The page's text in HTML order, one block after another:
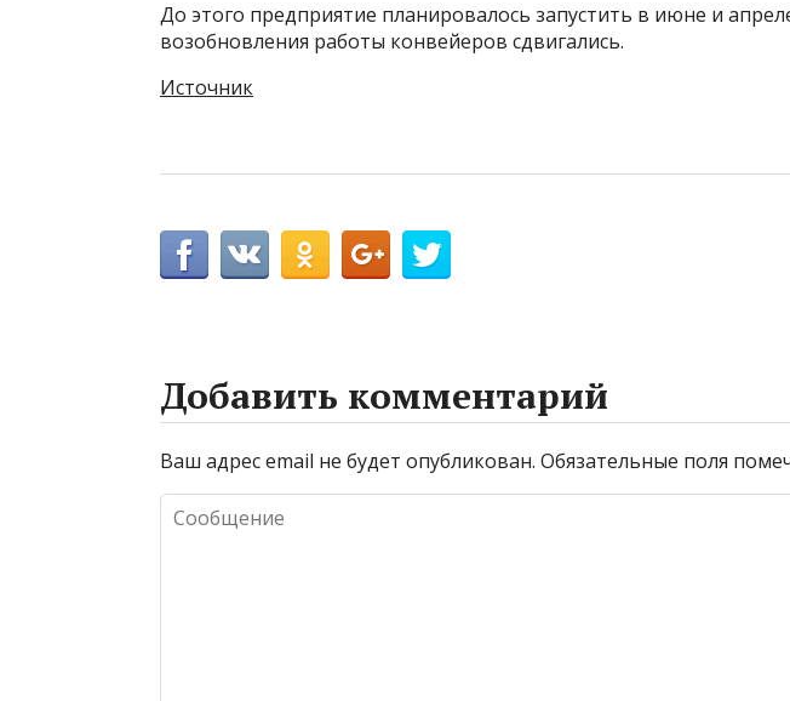
До этого предприятие планировалось запустить в июне и
возобновления работы конвейеров сдвигались.
Источник
Добавить комментарий
Ваш адрес email не будет опубликован. Обязательные поля